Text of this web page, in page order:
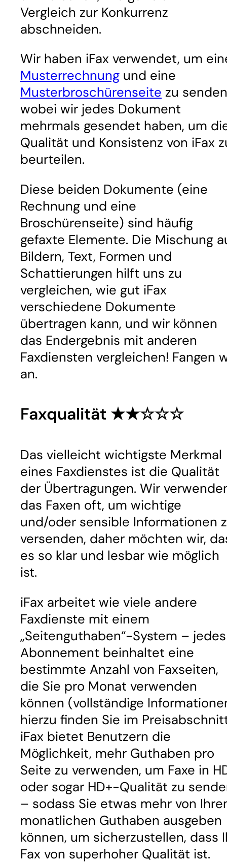
Vergleich zur Konkurrenz
abschneiden.
Wir haben iFax verwendet, um
Musterrechnung und eine
Musterbroschürenseite zu
wobei wir jedes Dokument
mehrmals gesendet haben, um
Qualität und Konsistenz von iFax
beurteilen.
Diese beiden Dokumente (eine
Rechnung und eine
Broschürenseite) sind häufig
gefaxte Elemente. Die Mischung
Bildern, Text, Formen und
Schattierungen hilft uns zu
vergleichen, wie gut iFax
verschiedene Dokumente
übertragen kann, und wir können
das Endergebnis mit anderen
Faxdiensten vergleichen! Fangen
an.
Faxqualität ★★☆☆☆
Das vielleicht wichtigste Merkmal
eines Faxdienstes ist die Qualität
der Übertragungen. Wir
das Faxen oft, um wichtige
und/oder sensible Informationen
versenden, daher möchten wir,
es so klar und lesbar wie möglich
ist.
iFax arbeitet wie viele andere
Faxdienste mit einem
„Seitenguthaben“-System – jedes
Abonnement beinhaltet eine
bestimmte Anzahl von Faxseiten,
die Sie pro Monat verwenden
können (vollständige
hierzu finden Sie im
iFax bietet Benutzern die
Möglichkeit, mehr Guthaben pro
Seite zu verwenden, um Faxe in
oder sogar HD+-Qualität zu
– sodass Sie etwas mehr von
monatlichen Guthaben ausgeben
können, um sicherzustellen, dass
Fax von superhoher Qualität ist.